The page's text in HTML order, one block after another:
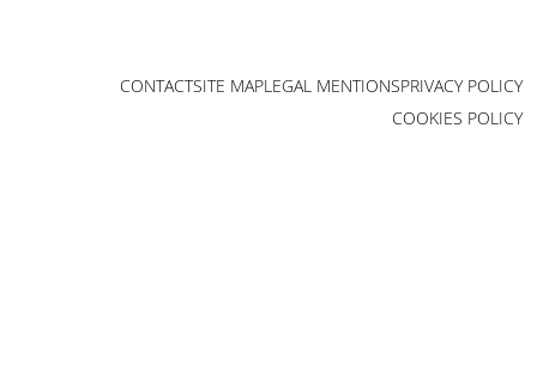
CONTACTSITE MAPLEGAL MENTIONSPRIVACY POLICY
COOKIES POLICY